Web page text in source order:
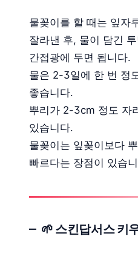
물꽂이를 할 때는 잎자
잘라낸 후, 물이 담긴
간접광에 두면 됩니다.
물은 2-3일에 한 번 정
좋습니다.
뿌리가 2-3cm 정도 자
있습니다.
물꽂이는 잎꽂이보다
빠르다는 장점이 있습
🌱 스킨답서스 키